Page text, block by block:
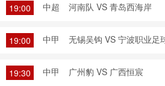
19:00 中超 河南队 VS 青岛西海岸
19:00 中甲 无锡吴钩 VS 宁波职业足
19:30 中甲 广州豹 VS 广西恒宸